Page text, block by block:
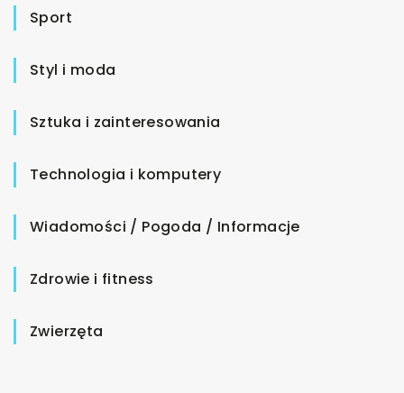
Sport
Styl i moda
Sztuka i zainteresowania
Technologia i komputery
Wiadomości / Pogoda / Informacje
Zdrowie i fitness
Zwierzęta